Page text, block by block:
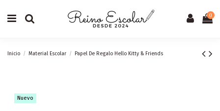
0
Inicio Material Escolar Papel De Regalo Hello Kitty & Friends
Nuevo